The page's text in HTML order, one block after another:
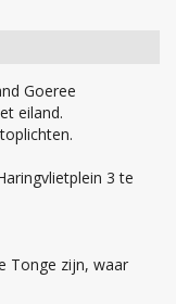
Goeree
eiland.
3 te
Tonge zijn, waar